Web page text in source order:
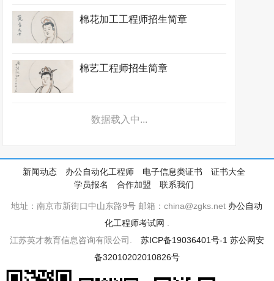
棉花加工工程师招生简章
棉艺工程师招生简章
数据载入中...
新闻动态 办公自动化工程师 电子信息类证书
证书大全
学员报名
合作加盟 联系我们
地址：南京市新街口中山东路9号 邮箱：china@zgks.net 办公自动
化工程师考试网
江苏英才教育信息咨询有限公司. 苏ICP备19036401号-1 苏公网安
备32010202010826号